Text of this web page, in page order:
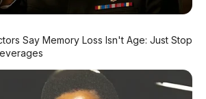
Hybrid dengan spesifikasi lebih
1.600 km
– perjalanan jauh
Say Memory Loss Isn't Age: Just Stop